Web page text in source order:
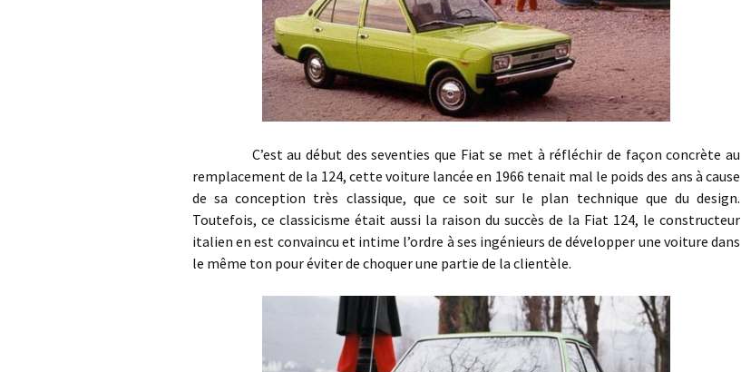
C’est au début des seventies que Fiat se met à réfléchir de façon concrète au
remplacement de la 124, cette voiture lancée en 1966 tenait mal le poids des ans à cause
de sa conception très classique, que ce soit sur le plan technique que du design.
Toutefois, ce classicisme était aussi la raison du succès de la Fiat 124, le constructeur
italien en est convaincu et intime l’ordre à ses ingénieurs de développer une voiture dans
le même ton pour éviter de choquer une partie de la clientèle.